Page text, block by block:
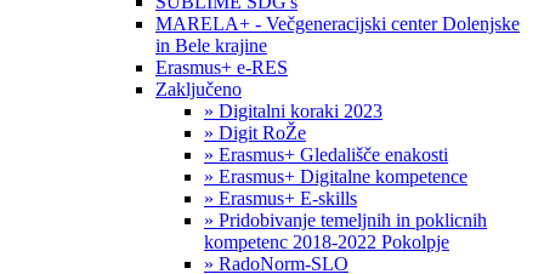
MARELA+ - Večgeneracijski center Dolenjske
in Bele krajine
Erasmus+ e-RES
Zaključeno
» Digitalni koraki 2023
» Digit RoŽe
» Erasmus+ Gledališče enakosti
» Erasmus+ Digitalne kompetence
» Erasmus+ E-skills
» Pridobivanje temeljnih in poklicnih
kompetenc 2018-2022 Pokolpje
» RadoNorm-SLO